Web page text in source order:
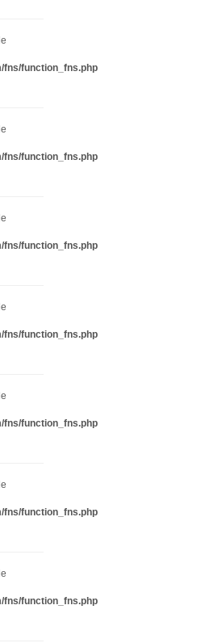
fns/function_fns.php
fns/function_fns.php
fns/function_fns.php
fns/function_fns.php
fns/function_fns.php
fns/function_fns.php
fns/function_fns.php